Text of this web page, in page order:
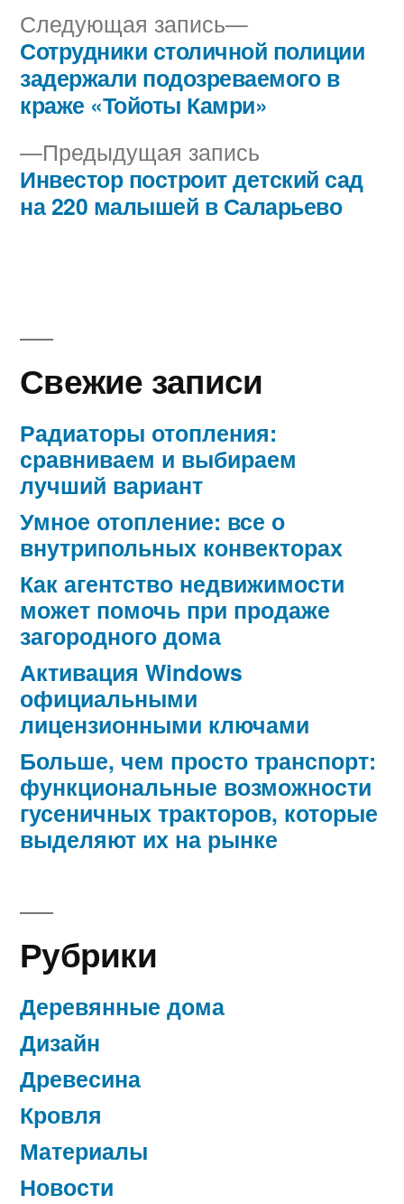
Навигация
по
записям
Предыдущая запись
запись:
Инвестор построит детский сад
на 220 малышей в Саларьево
Следующая запись
Следующая
запись:
Сотрудники столичной полиции
задержали подозреваемого в
краже «Тойоты Камри»
Свежие записи
Радиаторы отопления:
сравниваем и выбираем
лучший вариант
Умное отопление: все о
внутрипольных конвекторах
Как агентство недвижимости
может помочь при продаже
загородного дома
Активация Windows
официальными
лицензионными ключами
Больше, чем просто транспорт:
функциональные возможности
гусеничных тракторов, которые
выделяют их на рынке
Рубрики
Деревянные дома
Дизайн
Древесина
Кровля
Материалы
Новости